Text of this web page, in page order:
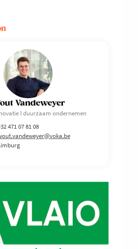
Vandeweyer
I duurzaam ondernemen
471 07 81 08